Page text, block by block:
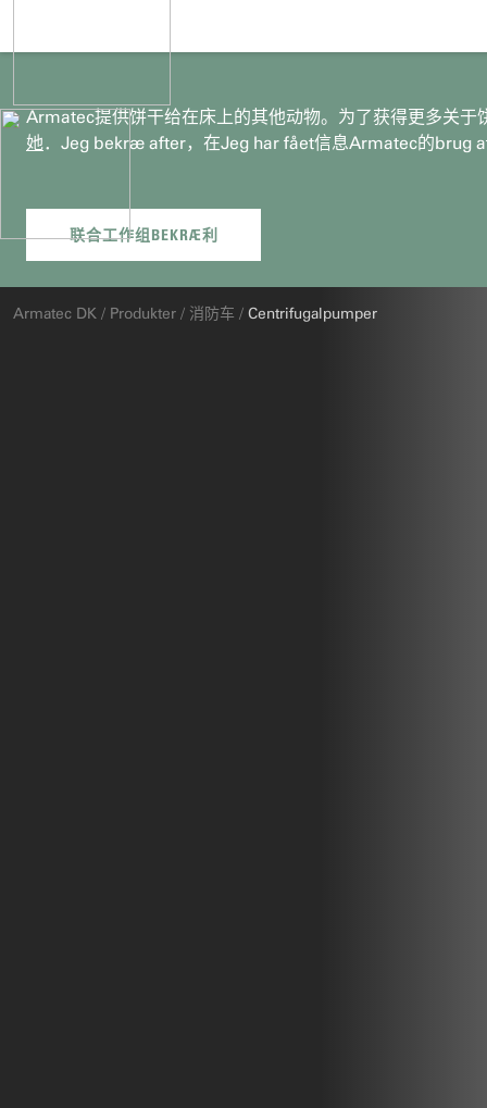
Armatec提供饼干给在床上的其他动物。为了获得更多关
她．Jeg bekræ after，在Jeg har fået信息Armatec的brug
杜
Armatec DK / Produkter / 消防车 / Centrifugalpumper